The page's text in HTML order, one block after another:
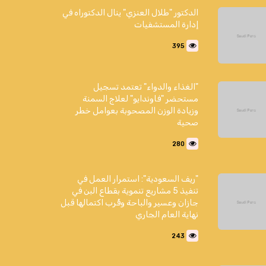
الدكتور "طلال العنزي" ينال الدكتوراه في
إدارة المستشفيات
395
"الغذاء والدواء" تعتمد تسجيل
مستحضر "فاوندايو" لعلاج السمنة
وزيادة الوزن المصحوبة بعوامل خطر
صحية
280
"ريف السعودية": استمرار العمل في
تنفيذ 5 مشاريع تنموية بقطاع البن في
جازان وعسير والباحة وقُرب اكتمالها قبل
نهاية العام الجاري
243